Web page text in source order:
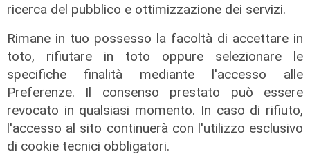
ricerca del pubblico e ottimizzazione dei servizi.
Rimane in tuo possesso la facoltà di accettare in
toto, rifiutare in toto oppure selezionare le
specifiche finalità mediante l'accesso alle
Preferenze. Il consenso prestato può essere
revocato in qualsiasi momento. In caso di rifiuto,
l'accesso al sito continuerà con l'utilizzo esclusivo
di cookie tecnici obbligatori.
06/08/2026